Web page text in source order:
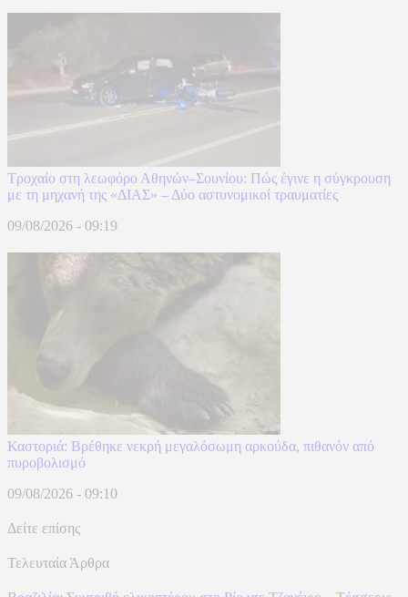
Τροχαίο στη λεωφόρο Αθηνών–Σουνίου: Πώς έγινε η σύγκρουση
με τη μηχανή της «ΔΙΑΣ» – Δύο αστυνομικοί τραυματίες
09/08/2026 - 09:19
Καστοριά: Βρέθηκε νεκρή μεγαλόσωμη αρκούδα, πιθανόν από
πυροβολισμό
09/08/2026 - 09:10
Δείτε επίσης
Τελευταία Άρθρα